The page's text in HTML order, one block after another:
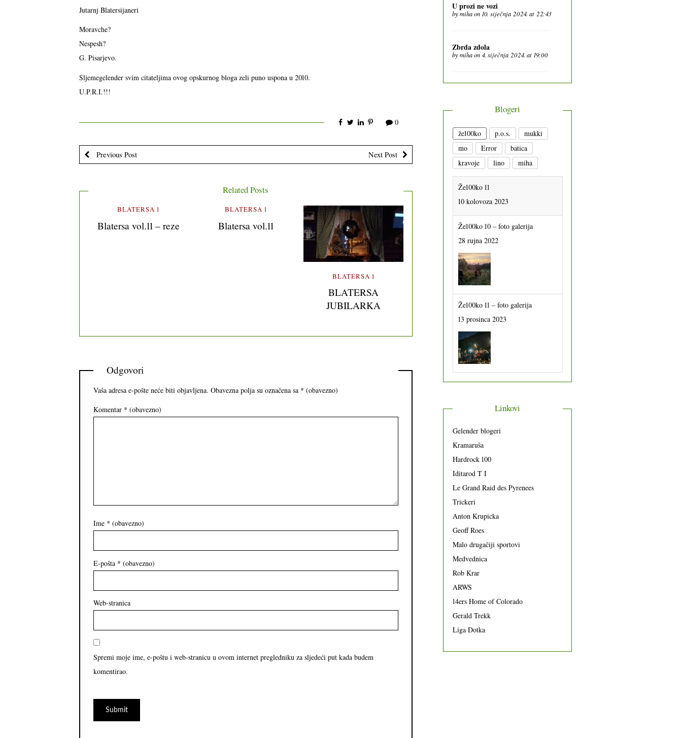
Jutarnj Blatersijaneri
Moravche?
Nespesh?
G. Pisarjevo.
Sljemegelender svim citateljima ovog opskurnog bloga zeli puno uspona u 2010.
U.P.R.I.!!!
0
Previous Post Next Post
Related Posts
BLATERSA 1
Blatersa vol.11 – reze
BLATERSA 1
Blatersa vol.11
BLATERSA 1
BLATERSA
JUBILARKA
Odgovori
Vaša adresa e-pošte neće biti objavljena. Obavezna polja su označena sa * (obavezno)
Komentar * (obavezno)
Ime * (obavezno)
E-pošta * (obavezno)
Web-stranica
Spremi moje ime, e-poštu i web-stranicu u ovom internet pregledniku za sljedeći put kada budem
komentirao.
U prozi ne vozi
bymihaon 10. siječnja 2024. at 22:43
Zbrda zdola
bymihaon 4. siječnja 2024. at 19:00
Blogeri
že100ko p.o.s.
mukki
mo
Error
batica
kravoje
lino miha
Že100ko 11
10 kolovoza 2023
Že100ko 10 – foto galerija
28 rujna 2022
Že100ko 11 – foto galerija
13 prosinca 2023
Linkovi
Gelender blogeri
Kramaruša
Hardrock 100
Iditarod T I
Le Grand Raid des Pyrenees
Trickeri
Anton Krupicka
Geoff Roes
Malo drugačiji sportovi
Medvednica
Rob Krar
ARWS
14ers Home of Colorado
Gerald Trekk
Liga Dotka